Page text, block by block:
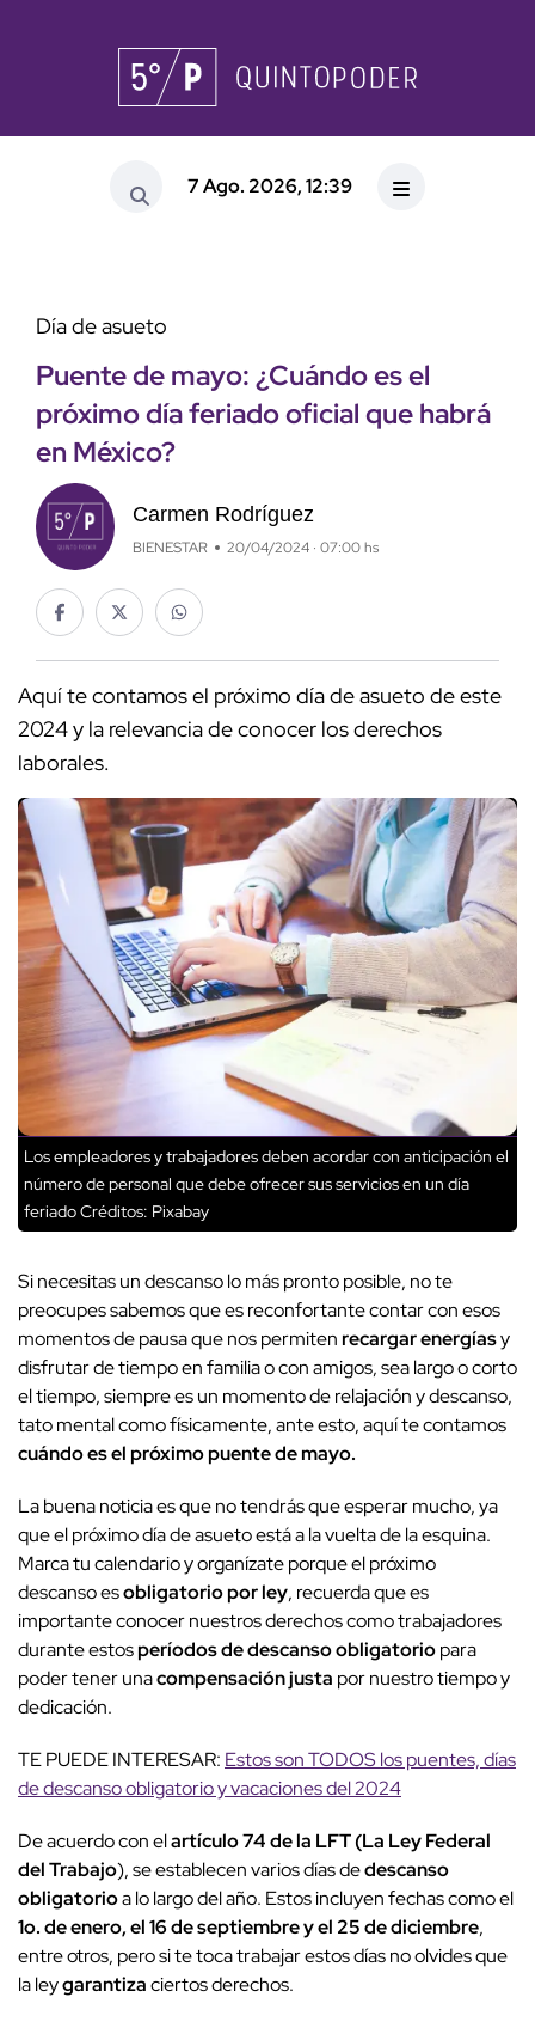
7 Ago. 2026, 12:39
Día de asueto
Puente de mayo: ¿Cuándo es el
próximo día feriado oficial que habrá
en México?
Carmen Rodríguez
BIENESTAR 20/04/2024 · 07:00 hs
Aquí te contamos el próximo día de asueto de este
2024 y la relevancia de conocer los derechos
laborales.
Los empleadores y trabajadores deben acordar con anticipación el
número de personal que debe ofrecer sus servicios en un día
feriadoCréditos: Pixabay
Si necesitas un descanso lo más pronto posible, no te
preocupes sabemos que es reconfortante contar con esos
momentos de pausa que nos permitenrecargar energíasy
disfrutar de tiempo en familia o con amigos, sea largo o corto
el tiempo, siempre es un momento de relajación y descanso,
tato mental como físicamente, ante esto, aquí te contamos
cuándo es el próximo puente de mayo.
La buena noticia es que no tendrás que esperar mucho, ya
que el próximo día de asueto está a la vuelta de la esquina.
Marca tu calendario y organízate porque el próximo
descanso esobligatorio por ley, recuerda que es
importante conocer nuestros derechos como trabajadores
durante estosperíodos de descanso obligatoriopara
poder tener unacompensación justa por nuestro tiempo y
dedicación.
TE PUEDE INTERESAR: Estos son TODOS los puentes, días
de descanso obligatorio y vacaciones del 2024
De acuerdo con elartículo 74 de la LFT (La Ley Federal
del Trabajo), se establecen varios días dedescanso
obligatorioa lo largo del año. Estos incluyen fechas como el
1o. de enero, el 16 de septiembre y el 25 de diciembre,
entre otros, pero si te toca trabajar estos días no olvides que
la leygarantizaciertos derechos.